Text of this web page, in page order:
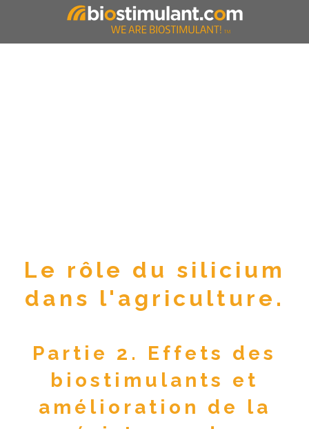
Le rôle du silicium
dans l'agriculture.
Partie 2. Effets des
biostimulants et
amélioration de la